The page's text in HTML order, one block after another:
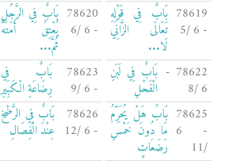
78619
- 6 /5
بَابٌ فِي قَوْلِهِ
تَعَالَى الزَّانِي
لَا...
78620
- 6 /6
بَابٌ فِي الرَّجُلِ
يُعْتِقُ أَمَتَهُ
ثُمَّ...
78622 -
6 /8
بَابٌ فِي لَبَنِ
الْفَحْلِ
78623
- 6 /9
بَابٌ فِي
رِضَاعَةِ الْكَبِيرِ
78625
- 6
/11
بَابُ هَلْ يُحَرِّمُ
مَا دُونَ خَمْسِ
رَضَعَاتٍ
78626
- 6 /12
بَابٌ فِي الرَّضْخِ
عِنْدَ الْفِصَالِ